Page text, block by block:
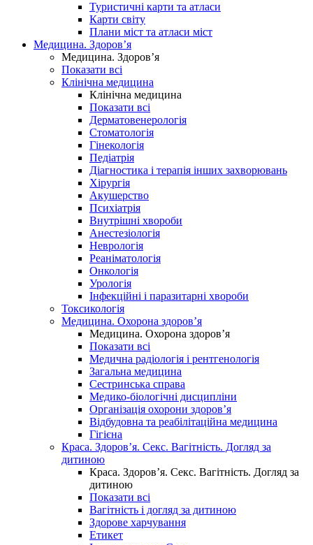
Туристичні карти та атласи
Карти світу
Плани міст та атласи міст
Медицина. Здоров’я
Медицина. Здоров’я
Показати всі
Клінічна медицина
Клінічна медицина
Показати всі
Дерматовенерологія
Стоматологія
Гінекологія
Педіатрія
Діагностика і терапія інших захворювань
Хірургія
Акушерство
Психіатрія
Внутрішні хвороби
Анестезіологія
Неврологія
Реаніматологія
Онкологія
Урологія
Інфекційні і паразитарні хвороби
Токсикологія
Медицина. Охорона здоров’я
Медицина. Охорона здоров’я
Показати всі
Медична радіологія і рентгенологія
Загальна медицина
Сестринська справа
Медико-біологічні дисципліни
Організація охорони здоров’я
Відбудовна та реабілітаційна медицина
Гігієна
Краса. Здоров’я. Секс. Вагітність. Догляд за
дитиною
Краса. Здоров’я. Секс. Вагітність. Догляд за
дитиною
Показати всі
Вагітність і догляд за дитиною
Здорове харчування
Етикет